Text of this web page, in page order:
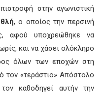
στην αγωνιστική
, ο οποίος την περσινή
αφού υποχρεώθηκε να
και να χάσει ολόκληρο
όλων των εποχών στη
τον «τεράστιο» Απόστολο
καθοδηγεί αυτήν την